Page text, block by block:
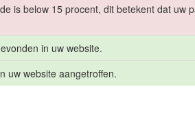
is below 15 procent, dit betekent dat uw
in uw website.
uw website aangetroffen.